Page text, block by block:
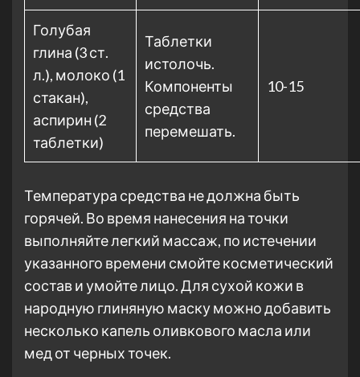
Голубая
глина (3 ст.
л.), молоко (1
стакан),
аспирин (2
таблетки)
Таблетки
истолочь.
Компоненты
средства
перемешать.
10-15
Температура средства не должна быть
горячей. Во время нанесения на точки
выполняйте легкий массаж, по истечении
указанного времени смойте косметический
состав и умойте лицо. Для сухой кожи в
народную глиняную маску можно добавить
несколько капель оливкового масла или
мед от черных точек.